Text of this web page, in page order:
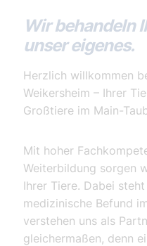
Wir behandeln
unser eigenes.
Herzlich willkommen
Weikersheim – Ihrer
Großtiere im Main-
Mit hoher
Weiterbildung sorgen
Ihrer Tiere. Dabei
medizinische Befund
verstehen uns als
gleichermaßen, denn